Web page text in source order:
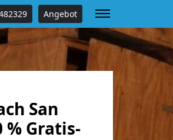
Angebot
San
Gratis-